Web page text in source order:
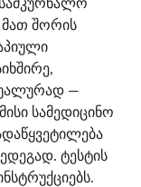
მათ შორის
—
სამედიცინო
ტესტის